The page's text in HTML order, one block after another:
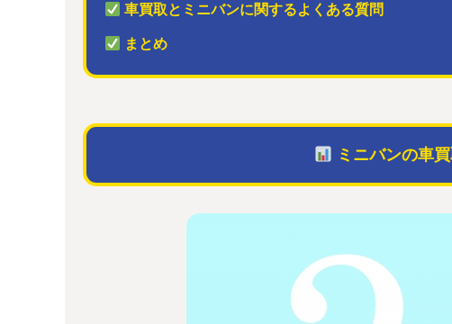
車買取とミニバンに関するよくある質問
まとめ
ミニバンの車